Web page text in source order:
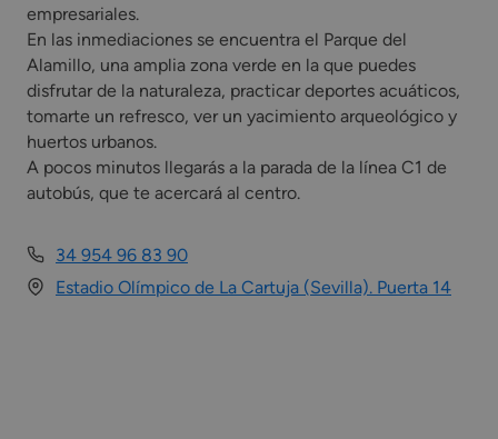
empresariales.
En las inmediaciones se encuentra el Parque del
Alamillo, una amplia zona verde en la que puedes
disfrutar de la naturaleza, practicar deportes acuáticos,
tomarte un refresco, ver un yacimiento arqueológico y
huertos urbanos.
A pocos minutos llegarás a la parada de la línea C1 de
autobús, que te acercará al centro.
34 954 96 83 90
Estadio Olímpico de La Cartuja (Sevilla). Puerta 14